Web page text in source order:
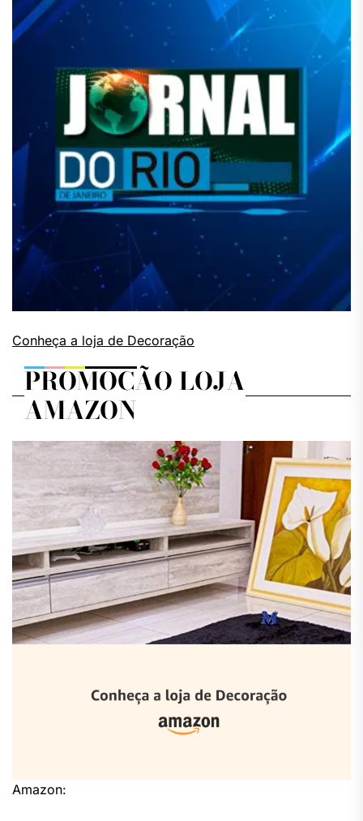
Conheça a loja de Decoração
PROMOÇÃO LOJA
AMAZON
Amazon: